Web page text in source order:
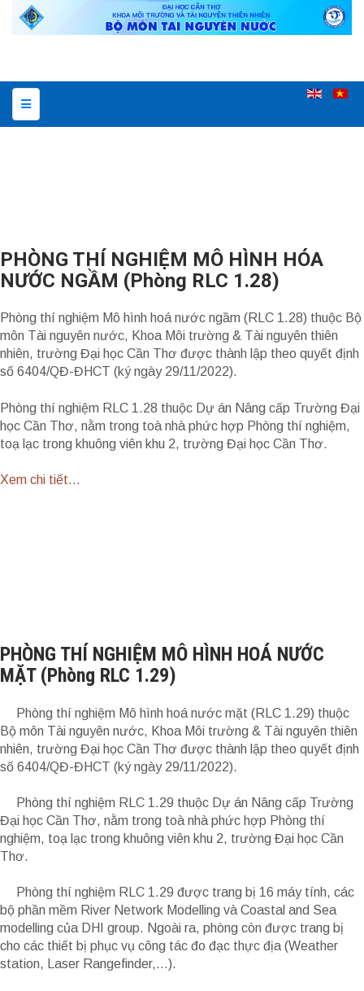
PHÒNG THÍ NGHIỆM MÔ HÌNH HÓA
NƯỚC NGẦM (Phòng RLC 1.28)
Phòng thí nghiệm Mô hình hoá nước ngầm (RLC 1.28) thuộc Bộ
môn Tài nguyên nước, Khoa Môi trường & Tài nguyên thiên
nhiên, trường Đại học Cần Thơ được thành lập theo quyết định
số 6404/QĐ-ĐHCT (ký ngày 29/11/2022).
Phòng thí nghiệm RLC 1.28 thuộc Dự án Nâng cấp Trường Đại
học Cần Thơ, nằm trong toà nhà phức hợp Phòng thí nghiệm,
toạ lạc trong khuông viên khu 2, trường Đại học Cần Thơ.
Xem chi tiết...
PHÒNG THÍ NGHIỆM MÔ HÌNH HOÁ NƯỚC
MẶT (Phòng RLC 1.29)
Phòng thí nghiệm Mô hình hoá nước mặt (RLC 1.29) thuộc
Bộ môn Tài nguyên nước, Khoa Môi trường & Tài nguyên thiên
nhiên, trường Đại học Cần Thơ được thành lập theo quyết định
số 6404/QĐ-ĐHCT (ký ngày 29/11/2022).
Phòng thí nghiệm RLC 1.29 thuộc Dự án Nâng cấp Trường
Đại học Cần Thơ, nằm trong toà nhà phức hợp Phòng thí
nghiệm, toạ lạc trong khuông viên khu 2, trường Đại học Cần
Thơ.
Phòng thí nghiệm RLC 1.29 được trang bị 16 máy tính, các
bộ phần mềm River Network Modelling và Coastal and Sea
modelling của DHI group. Ngoài ra, phòng còn được trang bị
cho các thiết bị phục vụ công tác đo đạc thực địa (Weather
station, Laser Rangefinder,…).